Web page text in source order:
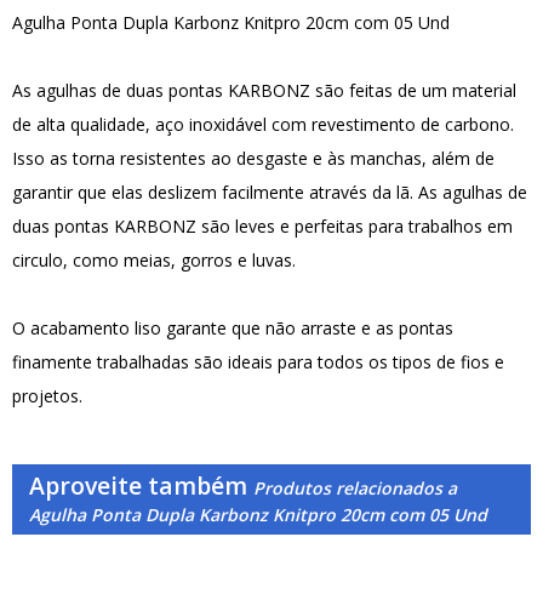
Agulha Ponta Dupla Karbonz Knitpro 20cm com 05 Und
As agulhas de duas pontas KARBONZ são feitas de um material
de alta qualidade, aço inoxidável com revestimento de carbono.
Isso as torna resistentes ao desgaste e às manchas, além de
garantir que elas deslizem facilmente através da lã. As agulhas de
duas pontas KARBONZ são leves e perfeitas para trabalhos em
circulo, como meias, gorros e luvas.
O acabamento liso garante que não arraste e as pontas
finamente trabalhadas são ideais para todos os tipos de fios e
projetos.
Aproveite também Produtos relacionados a
Agulha Ponta Dupla Karbonz Knitpro 20cm com 05 Und